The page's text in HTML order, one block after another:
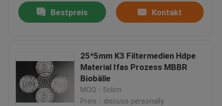
Bestpreis Kontakt
25*5mm K3 Filtermedien Hdpe
Material Ifas Prozess MBBR
Biobälle
MOQ：5cbm
Preis：discuss personally